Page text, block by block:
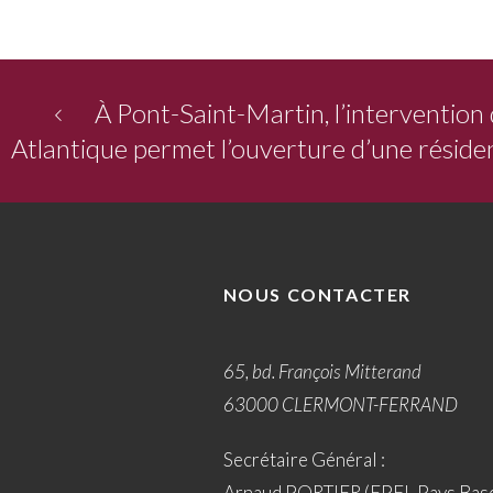
À Pont-Saint-Martin, l’intervention
Atlantique permet l’ouverture d’une
NOUS CONTACTER
65, bd. François Mitterand
63000 CLERMONT-FERRAND
Secrétaire Général :